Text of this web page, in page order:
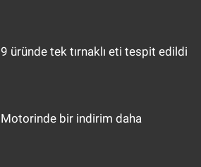
9 üründe tek tırnaklı eti tespit edildi
Motorinde bir indirim daha